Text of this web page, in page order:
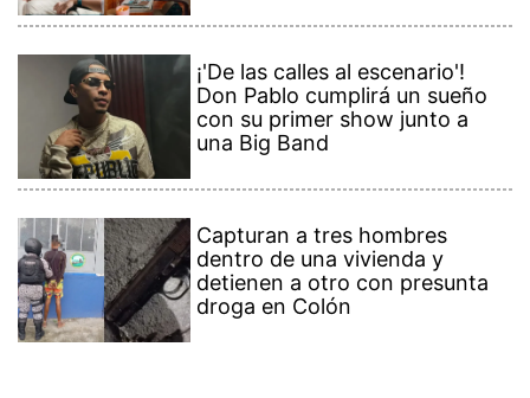
¡'De las calles al escenario'!
Don Pablo cumplirá un sueño
con su primer show junto a
una Big Band
Capturan a tres hombres
dentro de una vivienda y
detienen a otro con presunta
droga en Colón